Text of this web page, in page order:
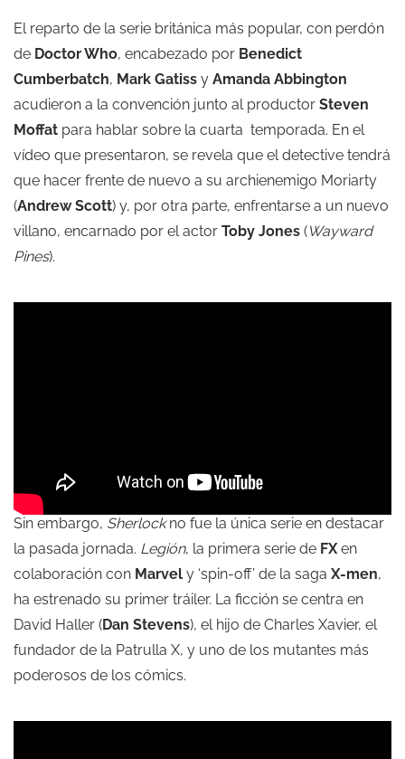
El reparto de la serie británica más popular, con perdón
de Doctor Who, encabezado por Benedict
Cumberbatch, Mark Gatiss y Amanda Abbington
acudieron a la convención junto al productor Steven
Moffat para hablar sobre la cuarta temporada. En el
vídeo que presentaron, se revela que el detective tendrá
que hacer frente de nuevo a su archienemigo Moriarty
(Andrew Scott) y, por otra parte, enfrentarse a un nuevo
villano, encarnado por el actor Toby Jones (Wayward
Pines).
Sin embargo, Sherlockno fue la única serie en destacar
la pasada jornada. Legión, la primera serie de FXen
colaboración con Marvel y ‘spin-off’ de la saga X-men,
ha estrenado su primer tráiler. La ficción se centra en
David Haller (Dan Stevens), el hijo de Charles Xavier, el
fundador de la Patrulla X, y uno de los mutantes más
poderosos de los cómics.